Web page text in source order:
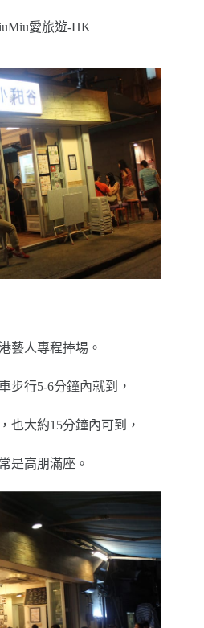
愛旅遊-HK
藝人專程捧場。
步行5-6分鐘內就到，
也大約15分鐘內可到，
是高朋滿座。